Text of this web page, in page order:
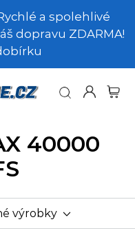
a spolehlivé
dopravu ZDARMA!
40000
výrobky